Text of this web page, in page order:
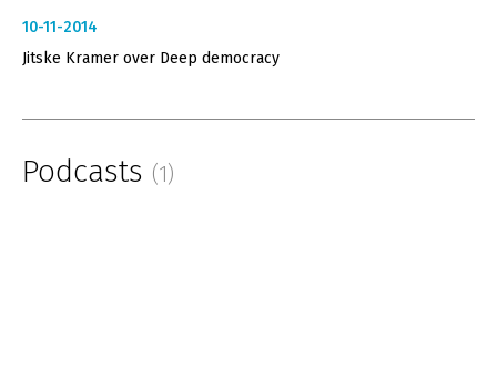
10-11-2014
Jitske Kramer over Deep democracy
Podcasts (1)